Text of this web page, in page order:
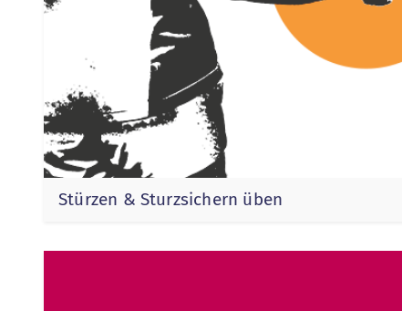
Stürzen & Sturzsichern üben